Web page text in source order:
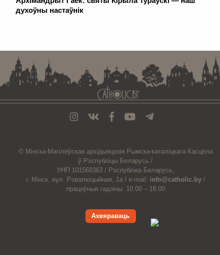
духоўны настаўнік
© Мiнска-Магiлёўская архiдыяцэзiя Рымска-каталіцкага Касцёла
ў Рэспубліцы Беларусь /
УНП 101568363 / Рэспубліка Беларусь,
г. Мінск, вул. Рэвалюцыйная, 1а / e-mail: info@catholic.by /
працоўныя гадзіны: 10.00 – 18.00
Ахвяраваць